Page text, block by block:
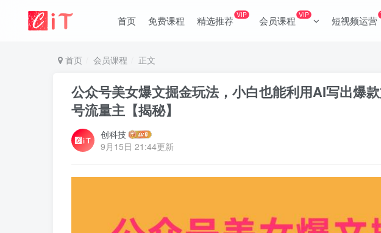
首页 免费课程 精选推荐VIP 会员课程VIP 短视频运营
首页 会员课程 正文
公众号美女爆文掘金玩法，小白也能利用AI写出爆
号流量主【揭秘】
创科技
9月15日 21:44更新